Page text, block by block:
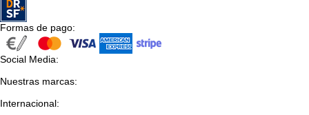
Formas de pago:
Social Media:
Nuestras marcas:
Internacional: